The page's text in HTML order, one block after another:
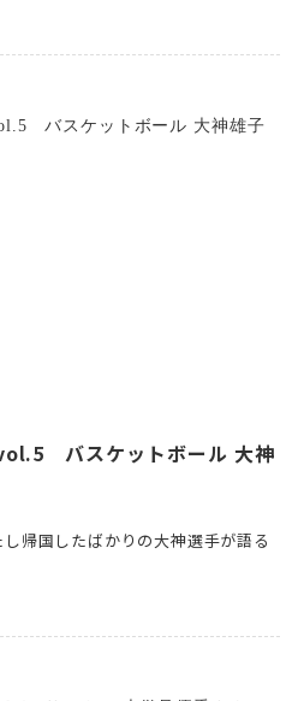
バスケットボール 大神
帰国したばかりの大神選手が語る